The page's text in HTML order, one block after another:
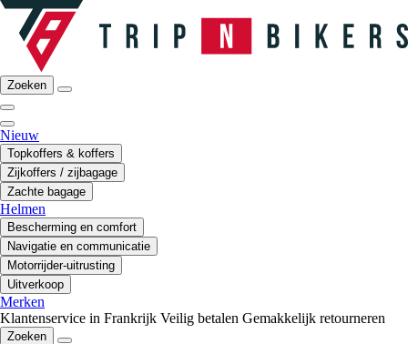
Zoeken
Nieuw
Topkoffers & koffers
Zijkoffers / zijbagage
Zachte bagage
Helmen
Bescherming en comfort
Navigatie en communicatie
Motorrijder-uitrusting
Uitverkoop
Merken
Klantenservice in Frankrijk Veilig betalen Gemakkelijk retourneren
Zoeken